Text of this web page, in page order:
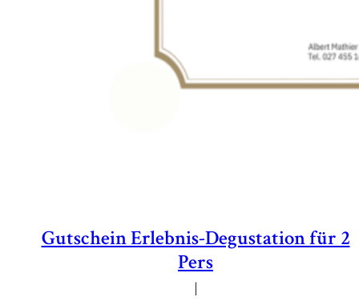
Gutschein Erlebnis-Degustation für 2
Pers
|